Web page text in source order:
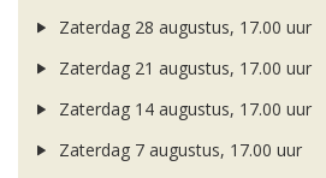
Zaterdag 28 augustus, 17.00 uur
Zaterdag 21 augustus, 17.00 uur
Zaterdag 14 augustus, 17.00 uur
Zaterdag 7 augustus, 17.00 uur